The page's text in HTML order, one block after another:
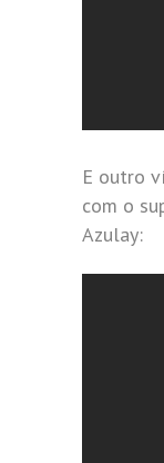
E outro
com o
Azulay: